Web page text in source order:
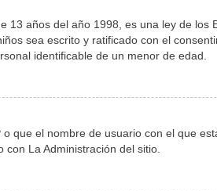
13 años del año 1998, es una ley de
sea escrito y ratificado con el
identificable de un menor de edad.
que el nombre de usuario con el que
La Administración del sitio.